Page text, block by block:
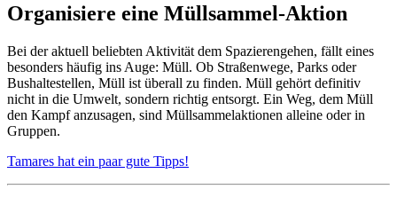
Organisiere eine Müllsammel-Aktion
Bei der aktuell beliebten Aktivität dem Spazierengehen, fällt eines
besonders häufig ins Auge: Müll. Ob Straßenwege, Parks oder
Bushaltestellen, Müll ist überall zu finden. Müll gehört definitiv
nicht in die Umwelt, sondern richtig entsorgt. Ein Weg, dem Müll
den Kampf anzusagen, sind Müllsammelaktionen alleine oder in
Gruppen.
Tamares hat ein paar gute Tipps!